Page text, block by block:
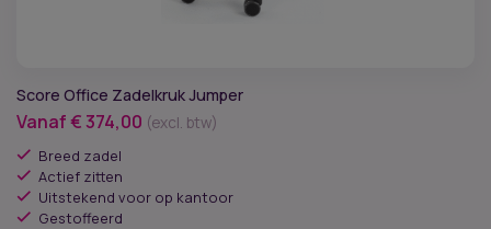
Score Office Zadelkruk Jumper
Vanaf€374,00 (excl. btw)
Breed zadel
Actief zitten
Uitstekend voor op kantoor
Gestoffeerd
Voor zakelijke klanten hebben we een aparte pagina
met oplossingen en voordelen.